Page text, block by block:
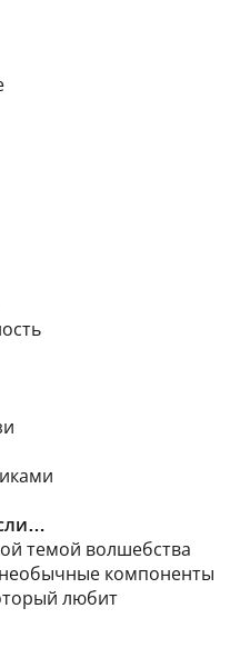
темой волшебства
компоненты
любит